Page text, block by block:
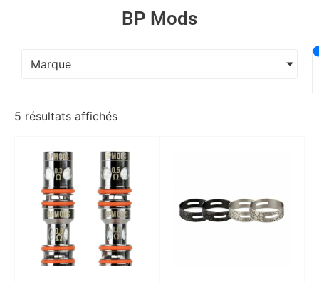
BP Mods
Marque
5 résultats affichés